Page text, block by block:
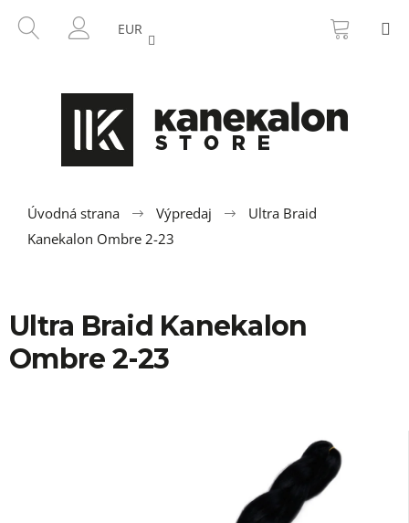
HĽADAŤ
PRIHLÁSENIE
EUR KOŠÍK
Úvodná strana Výpredaj
Ultra Braid
Kanekalon Ombre 2-23
Ultra Braid Kanekalon
Ombre 2-23
SPÄŤ
SPÄŤ
e
e
t